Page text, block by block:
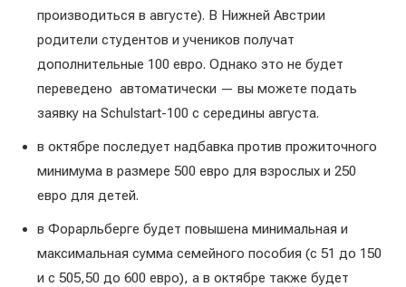
производиться в августе). В Нижней Австрии
родители студентов и учеников получат
дополнительные 100 евро. Однако это не будет
переведено автоматически — вы можете подать
заявку на Schulstart-100 с середины августа.
в октябре последует надбавка против прожиточного
минимума в размере 500 евро для взрослых и 250
евро для детей.
в Форарльберге будет повышена минимальная и
максимальная сумма семейного пособия (с 51 до 150
и с 505,50 до 600 евро), а в октябре также будет